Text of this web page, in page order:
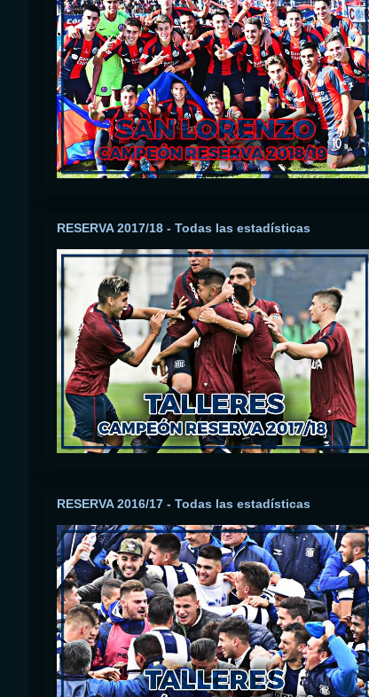
RESERVA 2017/18 - Todas las estadísticas
RESERVA 2016/17 - Todas las estadísticas